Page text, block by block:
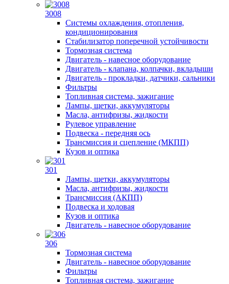
3008
Системы охлаждения, отопления,
кондиционирования
Стабилизатор поперечной устойчивости
Тормозная система
Двигатель - навесное оборудование
Двигатель - клапана, колпачки, вкладыши
Двигатель - прокладки, датчики, сальники
Фильтры
Топливная система, зажигание
Лампы, щетки, аккумуляторы
Масла, антифризы, жидкости
Рулевое управление
Подвеска - передняя ось
Трансмиссия и сцепление (МКПП)
Кузов и оптика
301
Лампы, щетки, аккумуляторы
Масла, антифризы, жидкости
Трансмиссия (АКПП)
Подвеска и ходовая
Кузов и оптика
Двигатель - навесное оборудование
306
Тормозная система
Двигатель - навесное оборудование
Фильтры
Топливная система, зажигание